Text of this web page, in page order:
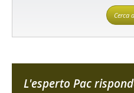
Cerca
L'esperto Pac